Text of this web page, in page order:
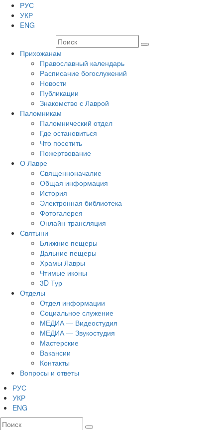
РУС
УКР
ENG
Прихожанам
Православный календарь
Расписание богослужений
Новости
Публикации
Знакомство с Лаврой
Паломникам
Паломнический отдел
Где остановиться
Что посетить
Пожертвование
О Лавре
Священноначалие
Общая информация
История
Электронная библиотека
Фотогалерея
Онлайн-трансляция
Святыни
Ближние пещеры
Дальние пещеры
Храмы Лавры
Чтимые иконы
3D Тур
Отделы
Отдел информации
Социальное служение
МЕДИА — Видеостудия
МЕДИА — Звукостудия
Мастерские
Вакансии
Контакты
Вопросы и ответы
РУС
УКР
ENG